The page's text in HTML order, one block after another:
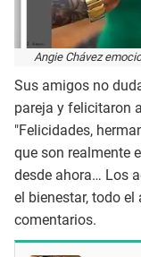
Angie Chávez
Sus amigos no
pareja y felicitaron
"Felicidades,
que son realmente
desde ahora… Los
el bienestar, todo
comentarios.